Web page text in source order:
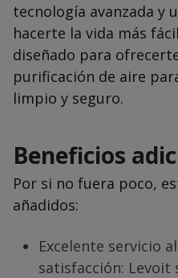
tecnología avanzada y
hacerte la vida más
diseñado para
purificación de aire
limpio y seguro.
Beneficios
Por si no fuera poco,
añadidos:
Excelente servicio
satisfacción: Levoit